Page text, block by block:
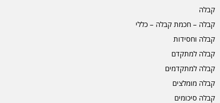
קבלה
קבלה – חכמת קבלה – כללי
קבלה וחסידות
קבלה למתקדם
קבלה למתקדמים
קבלה מומלצים
קבלה סיכומים